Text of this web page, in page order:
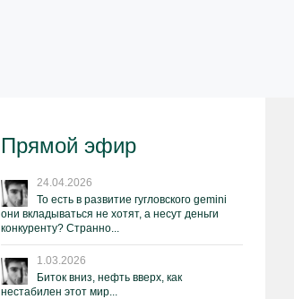
Прямой эфир
24.04.2026
То есть в развитие гугловского gemini
они вкладываться не хотят, а несут деньги
конкуренту? Странно...
1.03.2026
Биток вниз, нефть вверх, как
нестабилен этот мир...